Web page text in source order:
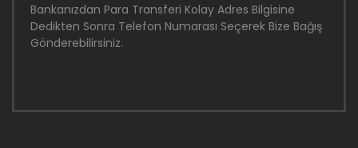
Bankanızdan Para Transferi Kolay Adres Bilgisine
Dedikten Sonra Telefon Numarası Seçerek Bize Bağış
Gönderebilirsiniz.